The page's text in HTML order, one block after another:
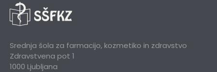
Srednja šola za farmacijo, kozmetiko in zdravstvo
Zdravstvena pot 1
1000 Ljubljana